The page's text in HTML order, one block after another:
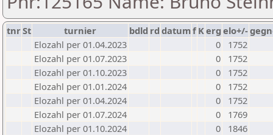
tnrSt turnier bdld rd datumf Kerg elo+/-
Elozahl per 01.04.2023
0
1752
Elozahl per 01.07.2023
0
1752
Elozahl per 01.10.2023
0
1752
Elozahl per 01.01.2024
0
1752
Elozahl per 01.04.2024
0
1752
Elozahl per 01.07.2024
0
1769
Elozahl per 01.10.2024
0
1846